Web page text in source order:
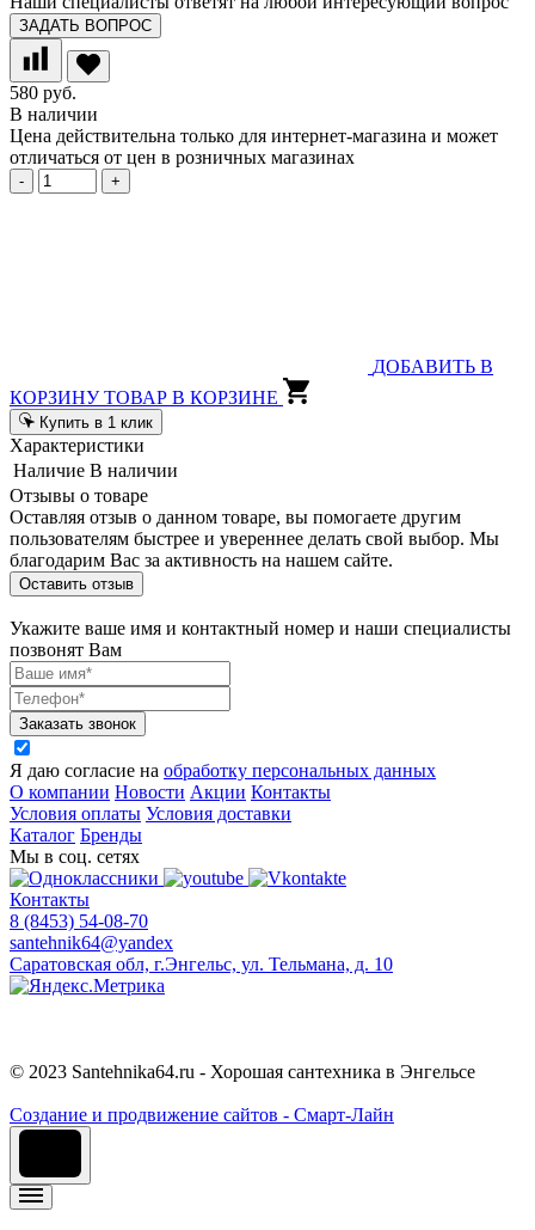
ЗАДАТЬ ВОПРОС
580 руб.
В наличии
Цена действительна только для интернет-магазина и может
отличаться от цен в розничных магазинах
- +
ДОБАВИТЬ В
КОРЗИНУ ТОВАР В КОРЗИНЕ
Купить в 1 клик
Характеристики
Наличие В наличии
Отзывы о товаре
Оставляя отзыв о данном товаре, вы помогаете другим
пользователям быстрее и увереннее делать свой выбор. Мы
благодарим Вас за активность на нашем сайте.
Оставить отзыв
Укажите ваше имя и контактный номер и наши специалисты
позвонят Вам
Заказать звонок
Я даю согласие на обработку персональных данных
О компании Новости Акции Контакты
Условия оплаты Условия доставки
Каталог Бренды
Мы в соц. сетях
Контакты
8 (8453) 54-08-70
santehnik64@yandex
Саратовская обл, г.Энгельс, ул. Тельмана, д. 10
© 2023 Santehnika64.ru - Хорошая сантехника в Энгельсе
Cоздание и продвижение сайтов - Смарт-Лайн